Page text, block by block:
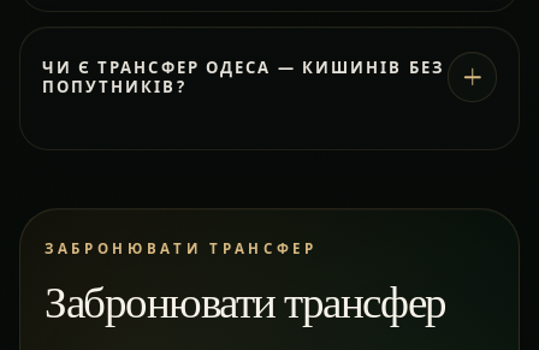
ЧИ Є ТРАНСФЕР ОДЕСА — КИШИНІВ БЕЗ
ПОПУТНИКІВ?
ЗАБРОНЮВАТИ ТРАНСФЕР
Забронювати трансфер